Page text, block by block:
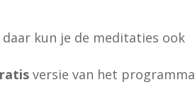
kun je de meditaties ook
versie van het programma